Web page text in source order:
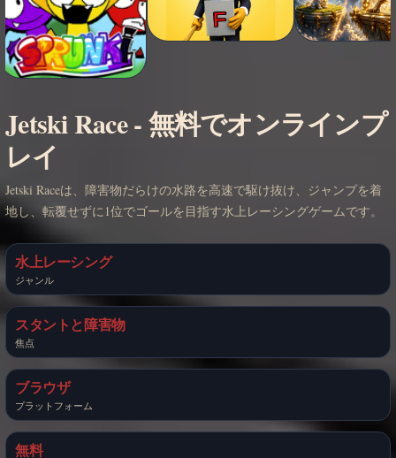
Jetski Race - 無料でオンラインプ
レイ
Jetski Raceは、障害物だらけの水路を高速で駆け抜け、ジャンプを着
地し、転覆せずに1位でゴールを目指す水上レーシングゲームです。
水上レーシング
ジャンル
スタントと障害物
焦点
ブラウザ
プラットフォーム
無料